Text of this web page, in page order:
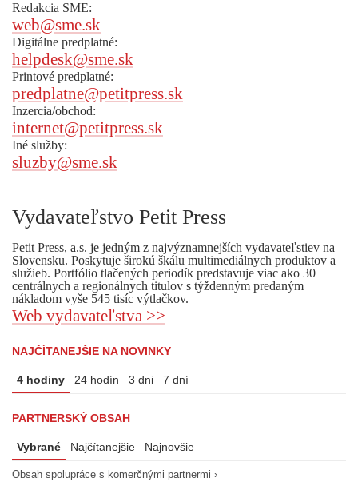
Redakcia SME:
web@sme.sk
Digitálne predplatné:
helpdesk@sme.sk
Printové predplatné:
predplatne@petitpress.sk
Inzercia/obchod:
internet@petitpress.sk
Iné služby:
sluzby@sme.sk
Vydavateľstvo Petit Press
Petit Press, a.s. je jedným z najvýznamnejších vydavateľstiev na
Slovensku. Poskytuje širokú škálu multimediálnych produktov a
služieb. Portfólio tlačených periodík predstavuje viac ako 30
centrálnych a regionálnych titulov s týždenným predaným
nákladom vyše 545 tisíc výtlačkov.
Web vydavateľstva >>
NAJČÍTANEJŠIE NA NOVINKY
4 hodiny 24 hodín 3 dni 7 dní
PARTNERSKÝ OBSAH
Vybrané Najčítanejšie Najnovšie
Obsah spolupráce s komerčnými partnermi ›